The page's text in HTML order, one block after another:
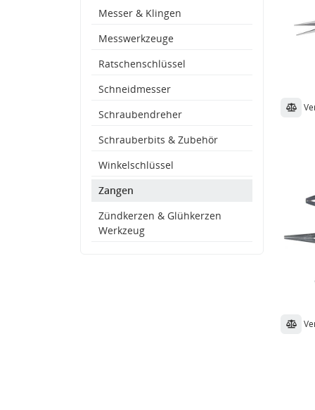
Messer & Klingen
Messwerkzeuge
Ratschenschlüssel
Schneidmesser
Schraubendreher
Schrauberbits & Zubehör
Winkelschlüssel
Zangen
Zündkerzen & Glühkerzen
Werkzeug